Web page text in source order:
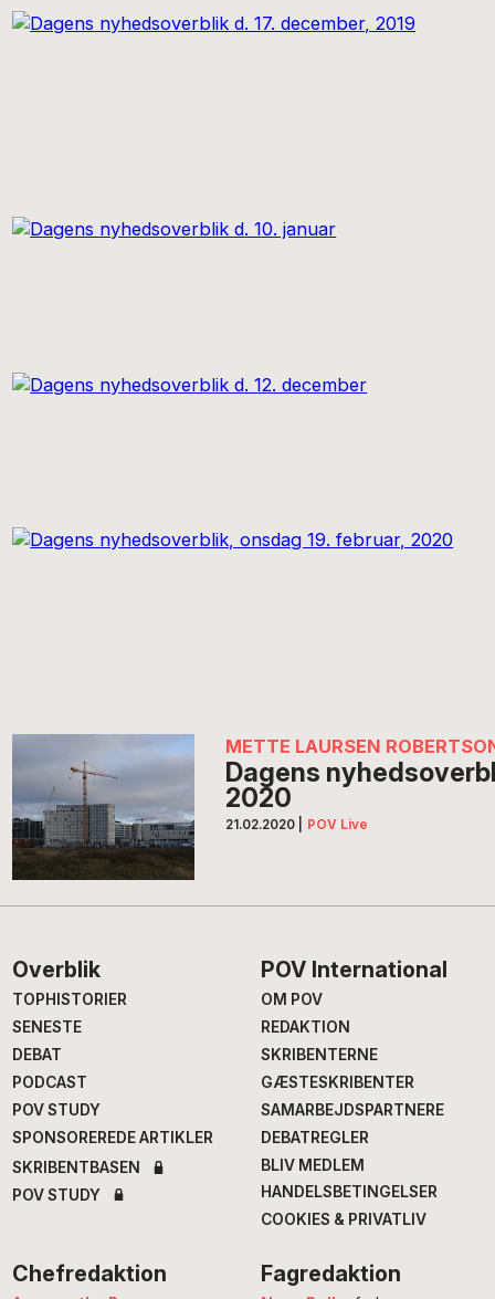
METTE LAURSEN
Dagens
2020
21.02.2020 POV Live
Footer
Overblik
TOPHISTORIER
SENESTE
DEBAT
PODCAST
POV STUDY
SPONSOREREDE ARTIKLER
SKRIBENTBASEN
POV STUDY
POV International
OM POV
REDAKTION
SKRIBENTERNE
GÆSTESKRIBENTER
SAMARBEJDSPARTNERE
DEBATREGLER
BLIV MEDLEM
HANDELSBETINGELSER
COOKIES & PRIVATLIV
Chefredaktion Fagredaktion